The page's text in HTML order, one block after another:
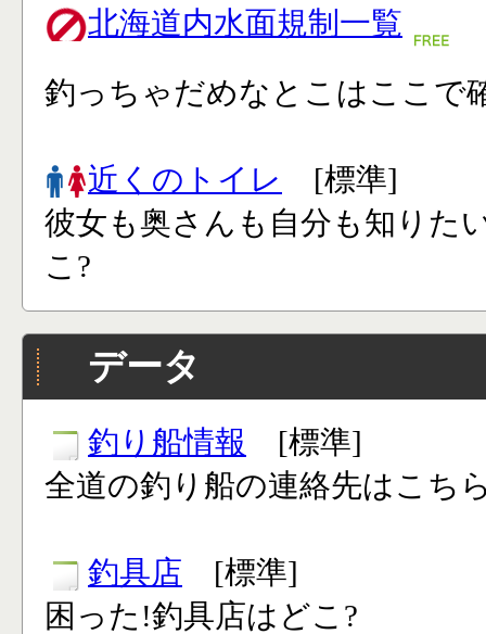
北海道内水面規制一覧
釣っちゃだめなとこはここで
近くのトイレ
[標準]
彼女も奥さんも自分も知りた
こ?
データ
釣り船情報 [標準]
全道の釣り船の連絡先はこち
釣具店 [標準]
困った!釣具店はどこ?